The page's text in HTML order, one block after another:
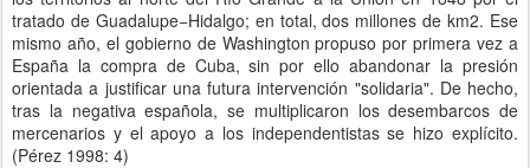
tratado de Guadalupe−Hidalgo; en total, dos millones de km2. Ese
mismo año, el gobierno de Washington propuso por primera vez a
España la compra de Cuba, sin por ello abandonar la presión
orientada a justificar una futura intervención "solidaria". De hecho,
tras la negativa española, se multiplicaron los desembarcos de
mercenarios y el apoyo a los independentistas se hizo explícito.
(Pérez 1998: 4)